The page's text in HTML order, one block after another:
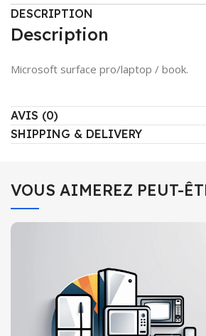
DESCRIPTION
Description
Microsoft surface pro/laptop / book.
AVIS (0)
SHIPPING & DELIVERY
VOUS AIMEREZ PEUT-